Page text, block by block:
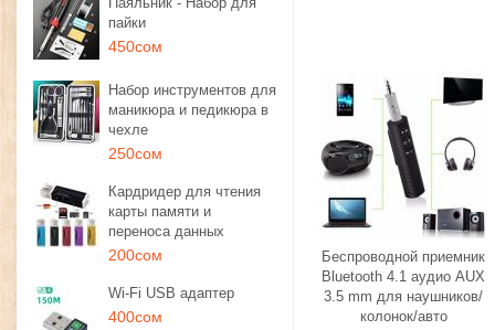
пайки
450сом
Набор инструментов для
маникюра и педикюра в
чехле
250сом
Кардридер для чтения
карты памяти и
переноса данных
200сом
Wi-Fi USB адаптер
400сом
Беспроводной приемник
Bluetooth 4.1 аудио AUX
3.5 mm для наушников/
колонок/авто